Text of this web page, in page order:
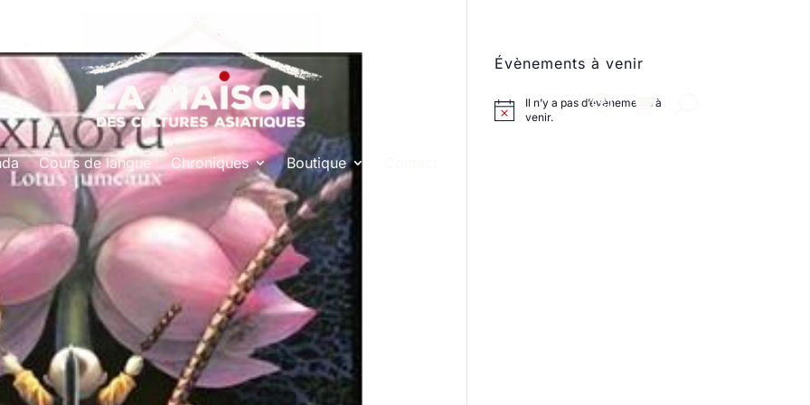
Cours de langue Chroniques Boutique
Évènements à venir
Il n’y a pas d’évènements à
venir.